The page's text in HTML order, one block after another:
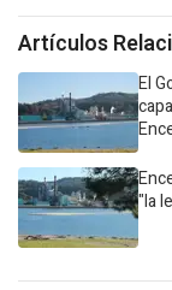
Artículos
El
"la